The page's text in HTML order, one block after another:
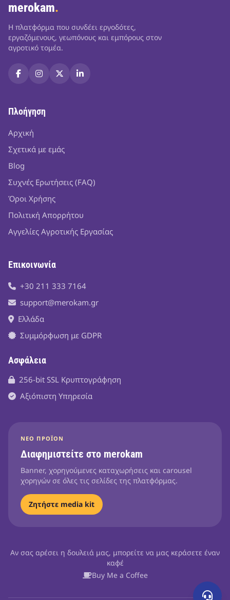
merokam.
Η πλατφόρμα που συνδέει εργοδότες,
εργαζόμενους, γεωπόνους και εμπόρους στον
αγροτικό τομέα.
Πλοήγηση
Αρχική
Σχετικά με εμάς
Blog
Συχνές Ερωτήσεις (FAQ)
Όροι Χρήσης
Πολιτική Απορρήτου
Αγγελίες Αγροτικής Εργασίας
Επικοινωνία
+30 211 333 7164
support@merokam.gr
Ελλάδα
Συμμόρφωση με GDPR
Ασφάλεια
256-bit SSL Κρυπτογράφηση
Αξιόπιστη Υπηρεσία
ΝΈΟ ΠΡΟΪΌΝ
Διαφημιστείτε στο merokam
Banner, χορηγούμενες καταχωρήσεις και carousel
χορηγών σε όλες τις σελίδες της πλατφόρμας.
Ζητήστε media kit
Αν σας αρέσει η δουλειά μας, μπορείτε να μας κεράσετε έναν
καφέ
Buy Me a Coffee